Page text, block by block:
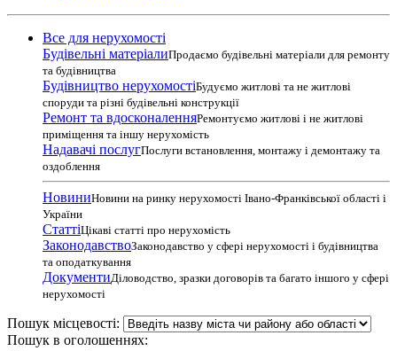
Все для нерухомості
Будівельні матеріалиПродаємо будівельні матеріали для ремонту
та будівництва
Будівництво нерухомостіБудуємо житлові та не житлові
споруди та різні будівельні конструкції
Ремонт та вдосконаленняРемонтуємо житлові і не житлові
приміщення та іншу нерухомість
Надавачі послугПослуги встановлення, монтажу і демонтажу та
оздоблення
НовиниНовини на ринку нерухомості Івано-Франківської області і
України
СтаттіЦікаві статті про нерухомість
ЗаконодавствоЗаконодавство у сфері нерухомості і будівництва
та оподаткування
ДокументиДіловодство, зразки договорів та багато іншого у сфері
нерухомості
Пошук місцевості:
Пошук в оголошеннях: